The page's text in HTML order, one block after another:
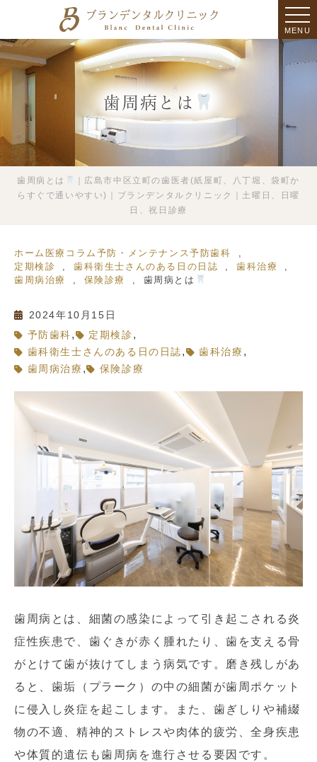
MENU
歯周病とは
歯周病とは
｜広島市中区立町の歯医者(紙屋町、八丁堀、袋町か
らすぐで通いやすい)｜ブランデンタルクリニック｜土曜日、日曜
日、祝日診療
ホーム 医療コラム 予防・メンテナンス予防歯科
定期検診
歯科衛生士さんのある日の日誌
歯科治療
歯周病治療
保険診療 歯周病とは
2024年10月15日
予防歯科 , 定期検診 ,
歯科衛生士さんのある日の日誌 , 歯科治療 ,
歯周病治療 , 保険診療
歯周病とは、細菌の感染によって引き起こされる炎
症性疾患で、歯ぐきが赤く腫れたり、歯を支える骨
がとけて歯が抜けてしまう病気です。磨き残しがあ
ると、歯垢（プラーク）の中の細菌が歯周ポケット
に侵入し炎症を起こします。また、歯ぎしりや補綴
物の不適、精神的ストレスや肉体的疲労、全身疾患
や体質的遺伝も歯周病を進行させる要因です。